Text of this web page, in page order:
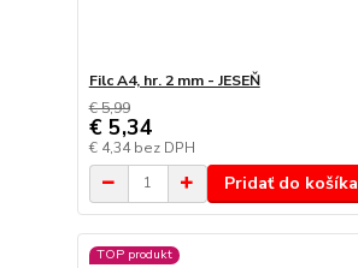
Filc A4, hr. 2 mm - JESEŇ
€ 5,99
€ 5,34
€ 4,34bez DPH
Pridať do košíka
TOP produkt